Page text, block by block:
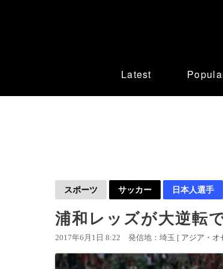
Latest
スポーツ サッカー 日本人選手
浦和レッズが大逆転
2017年6月1日 8:22 発信地：埼玉 [ アジア・オ